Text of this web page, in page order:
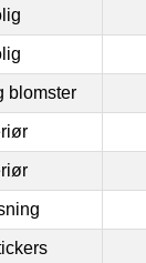
blomster